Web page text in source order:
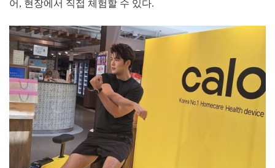
어, 현장에서 직접 체험할 수 있다.